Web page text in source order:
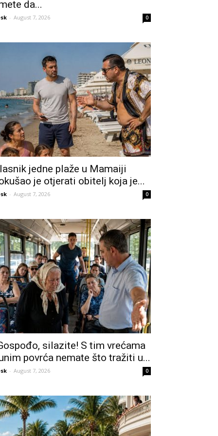
da...
- August 7, 2026 0
jedne plaže u Mamaiji
je otjerati obitelj koja je...
- August 7, 2026 0
silazite! S tim vrećama
povrća nemate što tražiti u...
- August 7, 2026 0